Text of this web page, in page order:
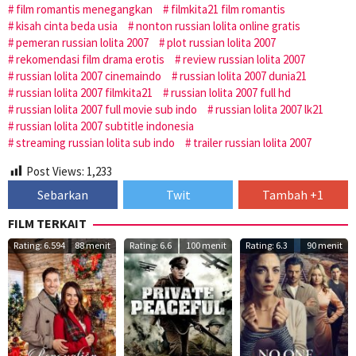
film romantis menegangkan
filmkita21 film romantis
kisah cinta beda usia
nonton russian lolita online gratis
pemeran russian lolita 2007
plot russian lolita 2007
rekomendasi film drama erotis
review russian lolita 2007
russian lolita 2007 cinemaindo
russian lolita 2007 dunia21
russian lolita 2007 filmkita21
russian lolita 2007 full hd
russian lolita 2007 full movie sub indo
russian lolita 2007 lk21
russian lolita 2007 subtitle indonesia
streaming russian lolita sub indo
trailer russian lolita 2007
Post Views: 1,233
Sebarkan Twit
Tambah +1
FILM TERKAIT
Rating: 6.594 88 menit Rating: 6.6 100 menit Rating: 6.3 90 menit